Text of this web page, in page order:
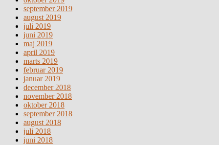
september 2019
august 2019
juli 2019
juni 2019
maj 2019
april 2019
marts 2019
februar 2019
januar 2019
december 2018
november 2018
oktober 2018
september 2018
august 2018
juli 2018
juni 2018